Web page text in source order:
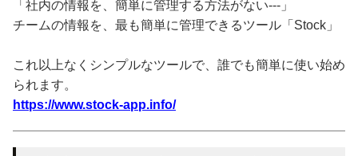
「社内の情報を、簡単に管理する方法がない---」
チームの情報を、最も簡単に管理できるツール「Stock」
これ以上なくシンプルなツールで、誰でも簡単に使い始め
られます。
https://www.stock-app.info/